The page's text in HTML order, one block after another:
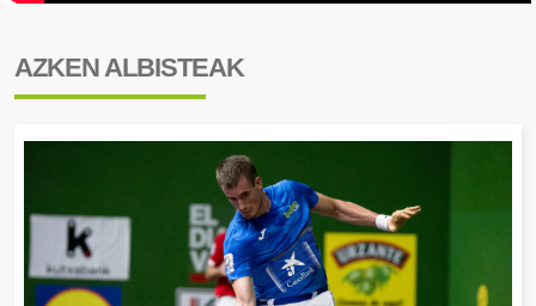
AZKEN ALBISTEAK